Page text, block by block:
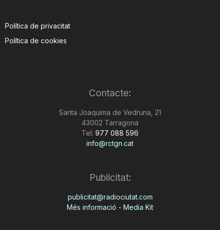
Política de privacitat
Política de cookies
Contacte:
Santa Joaquima de Vedruna, 21
43002 Tarragona
Tel: 977 088 596
info@rctgn.cat
Publicitat:
publicitat@radiociutat.com
Més informació - Media Kit